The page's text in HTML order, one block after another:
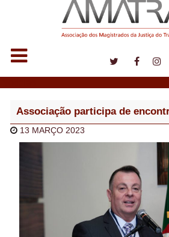
Associação participa de
13 MARÇO 2023